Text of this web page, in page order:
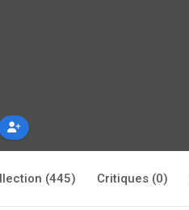
(445) Critiques (0)